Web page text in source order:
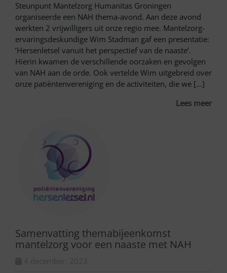
Steunpunt Mantelzorg Humanitas Groningen
organiseerde een NAH thema-avond. Aan deze avond
werkten 2 vrijwilligers uit onze regio mee. Mantelzorg-
ervaringsdeskundige Wim Stadman gaf een presentatie:
’Hersenletsel vanuit het perspectief van de naaste’.
Hierin kwamen de verschillende oorzaken en gevolgen
van NAH aan de orde. Ook vertelde Wim uitgebreid over
onze patiëntenvereniging en de activiteiten, die we […]
Lees meer
Samenvatting themabijeenkomst
mantelzorg voor een naaste met NAH